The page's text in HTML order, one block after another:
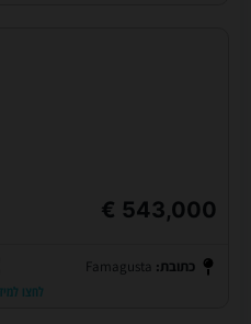
543,000 €
כתובת:Famagusta
לחצו